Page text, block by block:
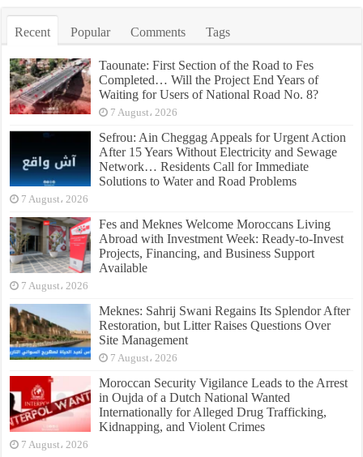
Recent Popular Comments Tags
Taounate: First Section of the Road to Fes
Completed… Will the Project End Years of
Waiting for Users of National Road No. 8?
7 August، 2026
Sefrou: Ain Cheggag Appeals for Urgent Action
After 15 Years Without Electricity and Sewage
Network… Residents Call for Immediate
Solutions to Water and Road Problems
7 August، 2026
Fes and Meknes Welcome Moroccans Living
Abroad with Investment Week: Ready-to-Invest
Projects, Financing, and Business Support
Available
7 August، 2026
Meknes: Sahrij Swani Regains Its Splendor After
Restoration, but Litter Raises Questions Over
Site Management
7 August، 2026
Moroccan Security Vigilance Leads to the Arrest
in Oujda of a Dutch National Wanted
Internationally for Alleged Drug Trafficking,
Kidnapping, and Violent Crimes
7 August، 2026